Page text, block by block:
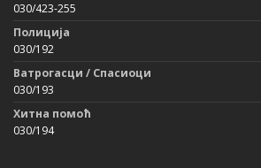
030/423-255
Полиција
030/192
Ватрогасци / Спасиоци
030/193
Хитна помоћ
030/194